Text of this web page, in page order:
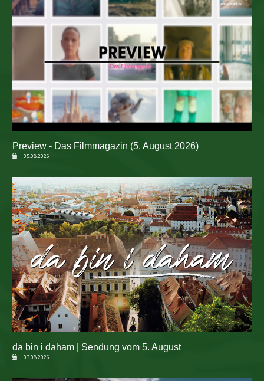
Preview - Das Filmmagazin (5. August 2026)
05.08.2026
da bin i daham | Sendung vom 5. August
03.08.2026